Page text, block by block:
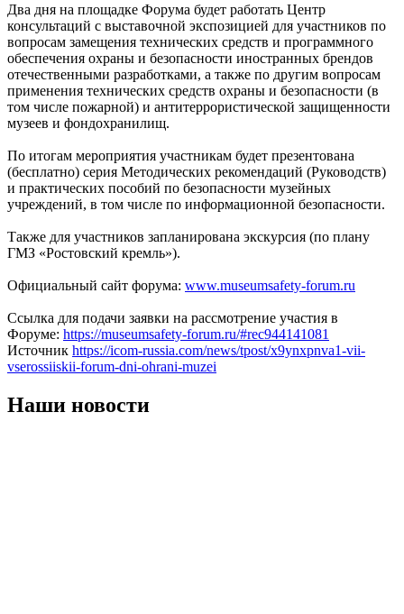
Два дня на площадке Форума будет работать Центр
консультаций с выставочной экспозицией для участников по
вопросам замещения технических средств и программного
обеспечения охраны и безопасности иностранных брендов
отечественными разработками, а также по другим вопросам
применения технических средств охраны и безопасности (в
том числе пожарной) и антитеррористической защищенности
музеев и фондохранилищ.
По итогам мероприятия участникам будет презентована
(бесплатно) серия Методических рекомендаций (Руководств)
и практических пособий по безопасности музейных
учреждений, в том числе по информационной безопасности.
Также для участников запланирована экскурсия (по плану
ГМЗ «Ростовский кремль»).
Официальный сайт форума: www.museumsafety-forum.ru
Ссылка для подачи заявки на рассмотрение участия в
Форуме: https://museumsafety-forum.ru/#rec944141081
Источник https://icom-russia.com/news/tpost/x9ynxpnva1-vii-
vserossiiskii-forum-dni-ohrani-muzei
Наши новости